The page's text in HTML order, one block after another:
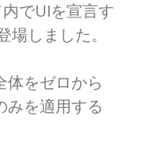
でUIを宣言す
しました。
体をゼロから
みを適用する